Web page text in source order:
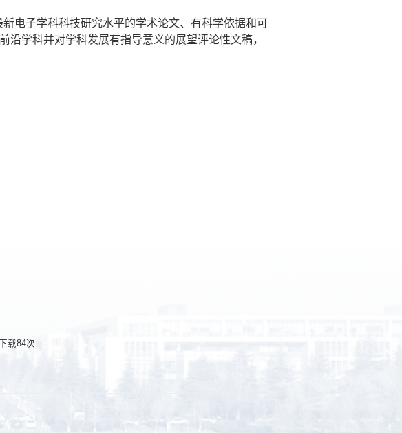
电子学科科技研究水平的学术论文、有科学依据和可
学科并对学科发展有指导意义的展望评论性文稿，
载84次